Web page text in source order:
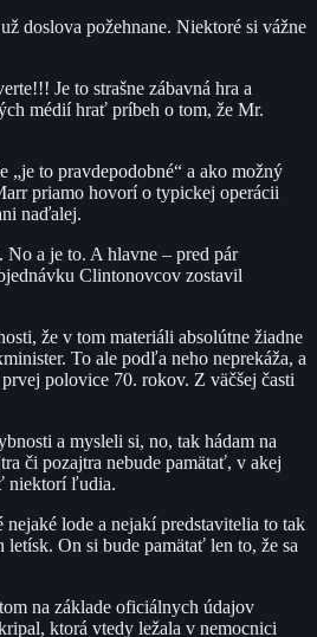
doslova požehnane. Niektoré si vážne
Je to strašne zábavná hra a
médií hrať príbeh o tom, že Mr.
„je to pravdepodobné“ a ako možný
priamo hovorí o typickej operácii
naďalej.
a je to. A hlavne – pred pár
Clintonovcov zostavil
že v tom materiáli absolútne žiadne
To ale podľa neho neprekáža, a
polovice 70. rokov. Z väčšej časti
a mysleli si, no, tak hádam na
či pozajtra nebude pamätať, v akej
niektorí ľudia.
lode a nejakí predstavitelia to tak
On si bude pamätať len to, že sa
na základe oficiálnych údajov
ktorá vtedy ležala v nemocnici